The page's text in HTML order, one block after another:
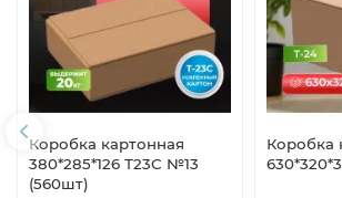
Коробка картонная
380*285*126 Т23С №13
(560шт)
Коробка